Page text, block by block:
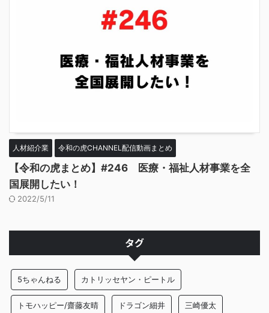
人材紹介業 令和の虎CHANNEL配信動画まとめ
【令和の虎まとめ】#246 医療・福祉人材事業を全
国展開したい！
2022/5/11
タグ
5ちゃんねる カトリッセヤン・ピートル
トモハッピー/齋藤友晴 ドラゴン細井 三崎優太